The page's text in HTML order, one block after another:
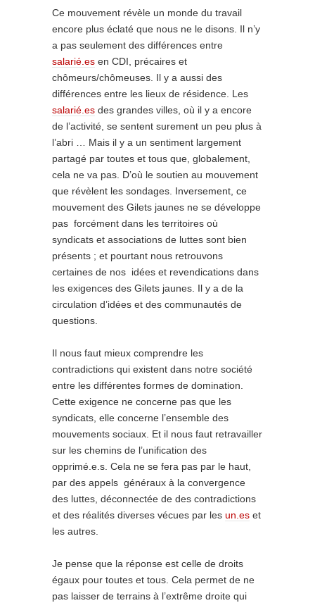
Ce mouvement révèle un monde du travail
encore plus éclaté que nous ne le disons. Il n’y
a pas seulement des différences entre
salarié.es en CDI, précaires et
chômeurs/chômeuses. Il y a aussi des
différences entre les lieux de résidence. Les
salarié.es des grandes villes, où il y a encore
de l’activité, se sentent surement un peu plus à
l’abri … Mais il y a un sentiment largement
partagé par toutes et tous que, globalement,
cela ne va pas. D’où le soutien au mouvement
que révèlent les sondages. Inversement, ce
mouvement des Gilets jaunes ne se développe
pas forcément dans les territoires où
syndicats et associations de luttes sont bien
présents ; et pourtant nous retrouvons
certaines de nos idées et revendications dans
les exigences des Gilets jaunes. Il y a de la
circulation d’idées et des communautés de
questions.
Il nous faut mieux comprendre les
contradictions qui existent dans notre société
entre les différentes formes de domination.
Cette exigence ne concerne pas que les
syndicats, elle concerne l’ensemble des
mouvements sociaux. Et il nous faut retravailler
sur les chemins de l’unification des
opprimé.e.s. Cela ne se fera pas par le haut,
par des appels généraux à la convergence
des luttes, déconnectée de des contradictions
et des réalités diverses vécues par les un.es et
les autres.
Je pense que la réponse est celle de droits
égaux pour toutes et tous. Cela permet de ne
pas laisser de terrains à l’extrême droite qui